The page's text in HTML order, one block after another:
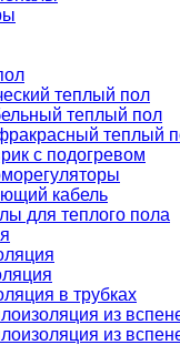
теплый пол
теплый пол
теплый
с подогревом
кабель
для теплого пола
в трубках
из
из